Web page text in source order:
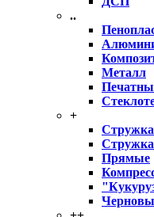
..
Металл
+
Прямые